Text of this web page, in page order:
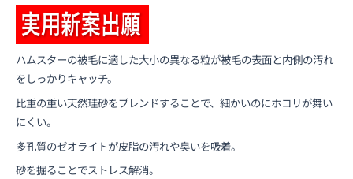
ハムスターの被毛に適した大小の異なる粒が被毛の表面と内側の汚れ
をしっかりキャッチ。
比重の重い天然珪砂をブレンドすることで、細かいのにホコリが舞い
にくい。
多孔質のゼオライトが皮脂の汚れや臭いを吸着。
砂を掘ることでストレス解消。